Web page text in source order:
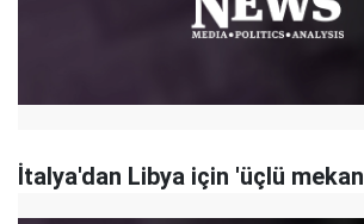
İtalya'dan Libya için 'üçlü